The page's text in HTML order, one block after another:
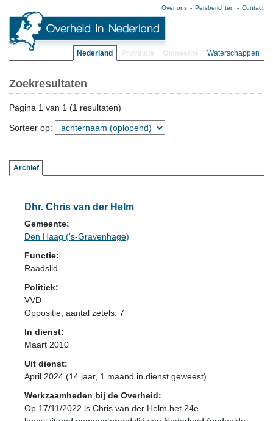
Over ons Persberichten Contact
Nederland Waterschappen
Zoekresultaten
Pagina 1 van 1 (1 resultaten)
Sorteer op:
Archief
Dhr. Chris van der Helm
Gemeente:
Den Haag ('s-Gravenhage)
Functie:
Raadslid
Politiek:
VVD
Oppositie , aantal zetels: 7
In dienst:
Maart 2010
Uit dienst:
April 2024 (14 jaar, 1 maand in dienst geweest)
Werkzaamheden bij de Overheid:
Op 17/11/2022 is Chris van der Helm het 24e